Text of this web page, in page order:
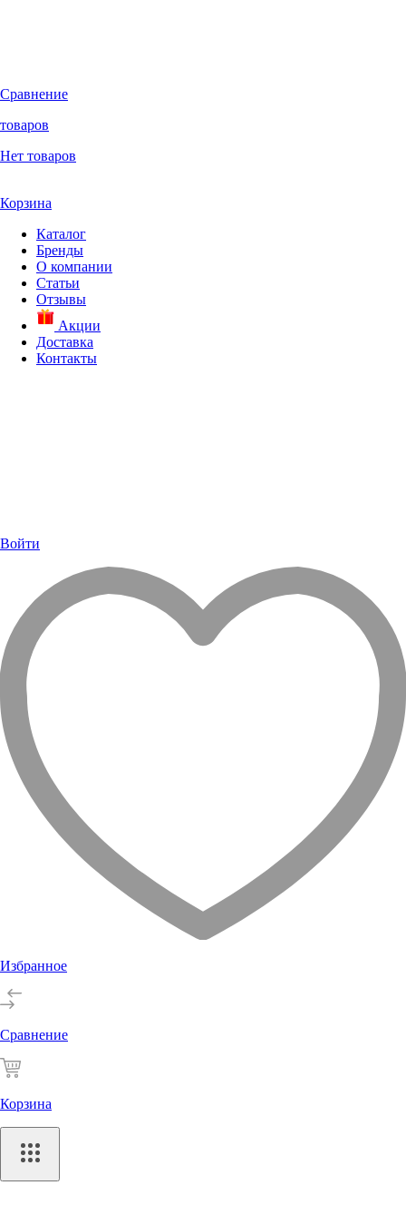
Сравнение
товаров
Нет товаров
Корзина
Каталог
Бренды
О компании
Статьи
Отзывы
Акции
Доставка
Контакты
Войти
Избранное
Сравнение
Корзина